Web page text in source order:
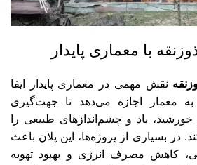
با معماری پایدار
نقش مهمی در معماری پایدار ایفا
به معمار اجازه می‌دهد تا جهت‌گیری
باد و چشم‌اندازهای طبیعی را
در بسیاری از پروژه‌ها، این پلان باعث
کاهش مصرف انرژی و بهبود تهویه